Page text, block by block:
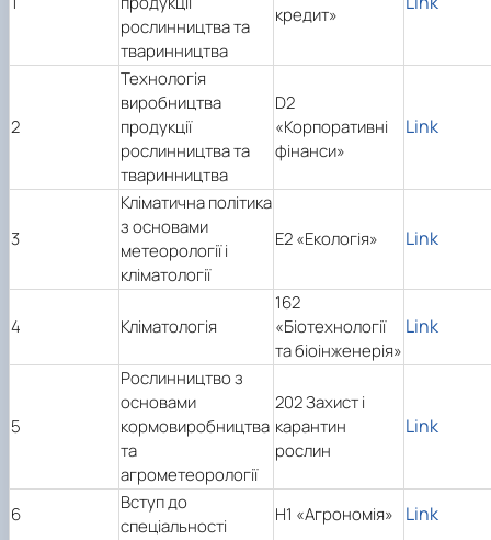
Підручники, навчальні посібники та
рекомендації для ОС "Бакалавр"
Наукові публікації студентів
Меморандуми, договори про співпрацю
рослинництва та
тваринництва
кредит»
2
Технологія
виробництва
продукції
рослинництва та
тваринництва
D2
«Корпоративні
фінанси»
Link
3
Кліматична політика
з основами
метеорології і
кліматології
Е2 «Екологія» Link
4 Кліматологія
162
«Біотехнології
та біоінженерія»
Link
5
Рослинництво з
основами
кормовиробництва
та
агрометеорології
202 Захист і
карантин
рослин
Link
6
Вступ до
спеціальності
Н1 «Агрономія» Link